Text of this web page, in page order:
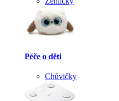
Péče o děti
Chůvičky